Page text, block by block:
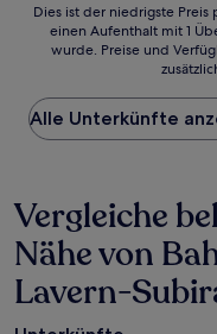
Dies
der
Preis
pro
Nacht,
den
letzten
24 Stunden
für
einen
Dies ist der niedrigste
einen Aufenthalt mit 1
wurde. Preise und
Alle Unterkünfte
Vergleiche
Nähe von
Lavern-